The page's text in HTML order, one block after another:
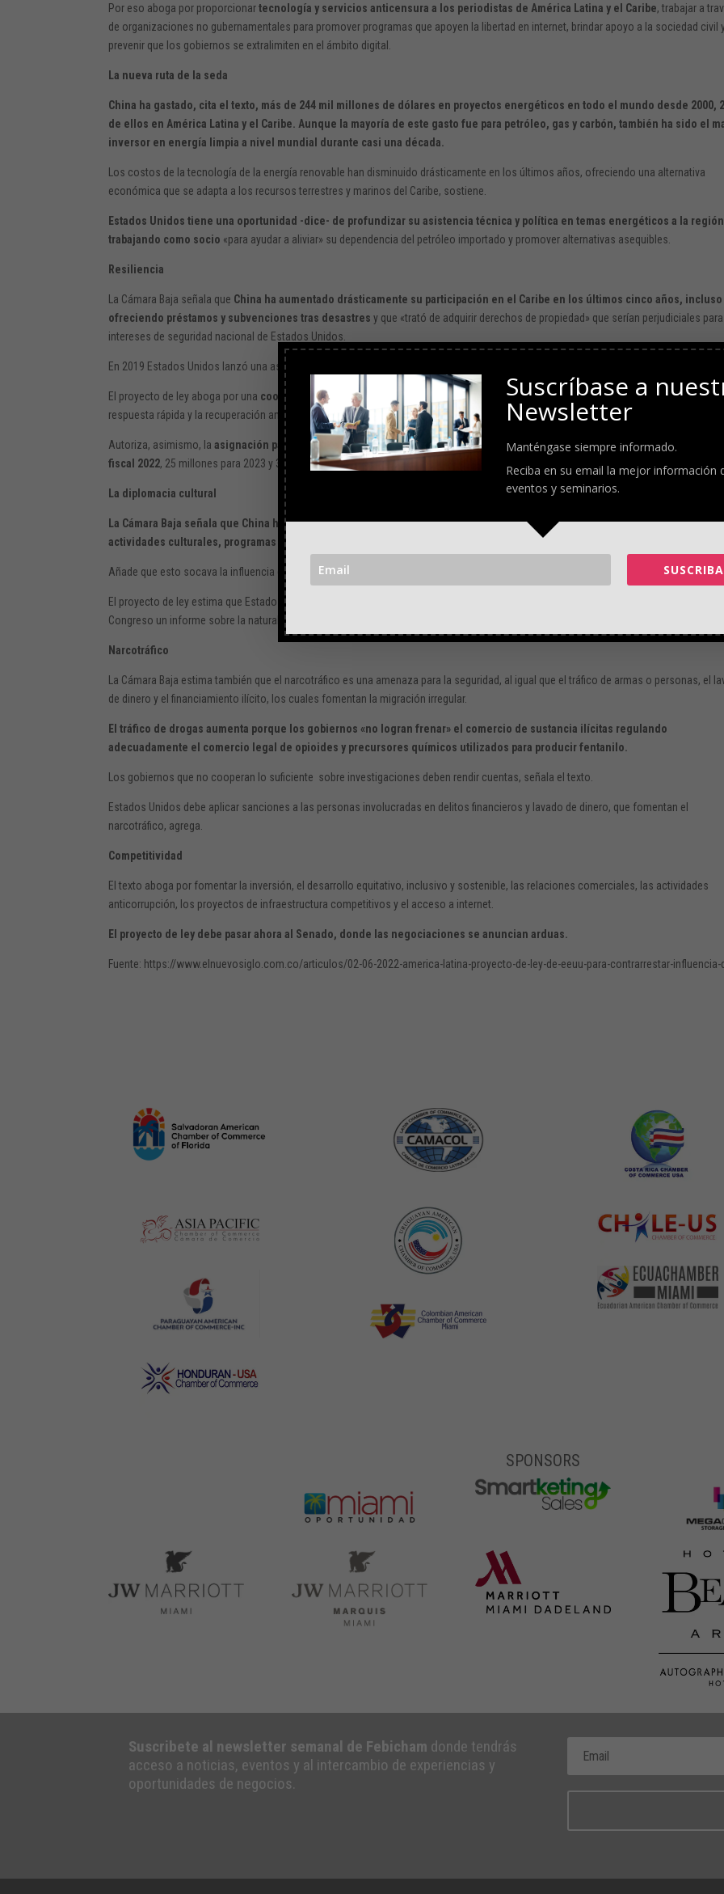
Por eso aboga por proporcionartecnología y servicios anticensura a los periodistas de América Latina y el Caribe, trabajar a
de organizaciones no gubernamentales para promover programas que apoyen la libertad en internet, brindar apoyo a la sociedad civil
prevenir que los gobiernos se extralimiten en el ámbito digital.
La nueva ruta de la seda
China ha gastado, cita el texto, más de 244 mil millones de dólares en proyectos energéticos en todo el mundo desde 2000,
de ellos en América Latina y el Caribe. Aunque la mayoría de este gasto fue para petróleo, gas y carbón, también ha sido el
inversor en energía limpia a nivel mundial durante casi una década.
Los costos de la tecnología de la energía renovable han disminuido drásticamente en los últimos años, ofreciendo una alternativa
económica que se adapta a los recursos terrestres y marinos del Caribe, sostiene.
Estados Unidos tiene una oportunidad -dice- de profundizar su asistencia técnica y política en temas energéticos a la región
trabajando como socio «para ayudar a aliviar» su dependencia del petróleo importado y promover alternativas asequibles.
Resiliencia
La Cámara Baja señala que China ha aumentado drásticamente su participación en el Caribe en los últimos cinco años, incluso
ofreciendo préstamos y subvenciones tras desastres y que «trató de adquirir derechos de propiedad» que serían perjudiciales
intereses de seguridad nacional de Estados Unidos.
En 2019 Estados Unidos lanzó una asociación para agilizar la respuesta de alerta temprana.
El proyecto de ley aboga por una coordinación civil-militar en apoyo de la nación afectada, buscar mecanismos para garantizar
respuesta rápida y la recuperación ante desastres y la exención o la reducción de los aranceles aduaneros, entre otras medidas.
Autoriza, asimismo, laasignación para actividades, programas y asistencia técnica de 20 millones de dólares para el año
fiscal 2022, 25 millones para 2023 y 30 millones para 2024 y cada año fiscal posterior.
La diplomacia cultural
La Cámara Baja señala que China ha gastado mucho dinero en moldear la opinión pública a través de intercambios entre
actividades culturales, programas educativos y el desarrollo de iniciativas de la información con alcance global.
Añade que esto socava la influencia de Estados Unidos en la región y amenaza las instituciones y prácticas democráticas.
El proyecto de ley estima que Estados Unidos debe ampliar los programas de intercambio educativo y cultural y pide que se presente
Congreso un informe sobre la naturaleza y el impacto de las actividades educativas y culturales chinas en América Latina y el Caribe.
Narcotráfico
La Cámara Baja estima también que el narcotráfico es una amenaza para la seguridad, al igual que el tráfico de armas o personas, el
de dinero y el financiamiento ilícito, los cuales fomentan la migración irregular.
El tráfico de drogas aumenta porque los gobiernos «no logran frenar» el comercio de sustancia ilícitas regulando
adecuadamente el comercio legal de opioides y precursores químicos utilizados para producir fentanilo.
Los gobiernos que no cooperan lo suficiente sobre investigaciones deben rendir cuentas, señala el texto.
Estados Unidos debe aplicar sanciones a las personas involucradas en delitos financieros y lavado de dinero, que fomentan el
narcotráfico, agrega.
Competitividad
El texto aboga por fomentar la inversión, el desarrollo equitativo, inclusivo y sostenible, las relaciones comerciales, las actividades
anticorrupción, los proyectos de infraestructura competitivos y el acceso a internet.
El proyecto de ley debe pasar ahora al Senado, donde las negociaciones se anuncian arduas.
Fuente: https://www.elnuevosiglo.com.co/articulos/02-06-2022-america-latina-proyecto-de-ley-de-eeuu-para-contrarrestar-influencia-
SPONSORS
Suscribete al newsletter semanal de Febicham donde tendrás
acceso a noticias, eventos y al intercambio de experiencias y
oportunidades de negocios.
Suscríbase a
Newsletter
Manténgase siempre informado.
Reciba en su email la mejor información
eventos y seminarios.